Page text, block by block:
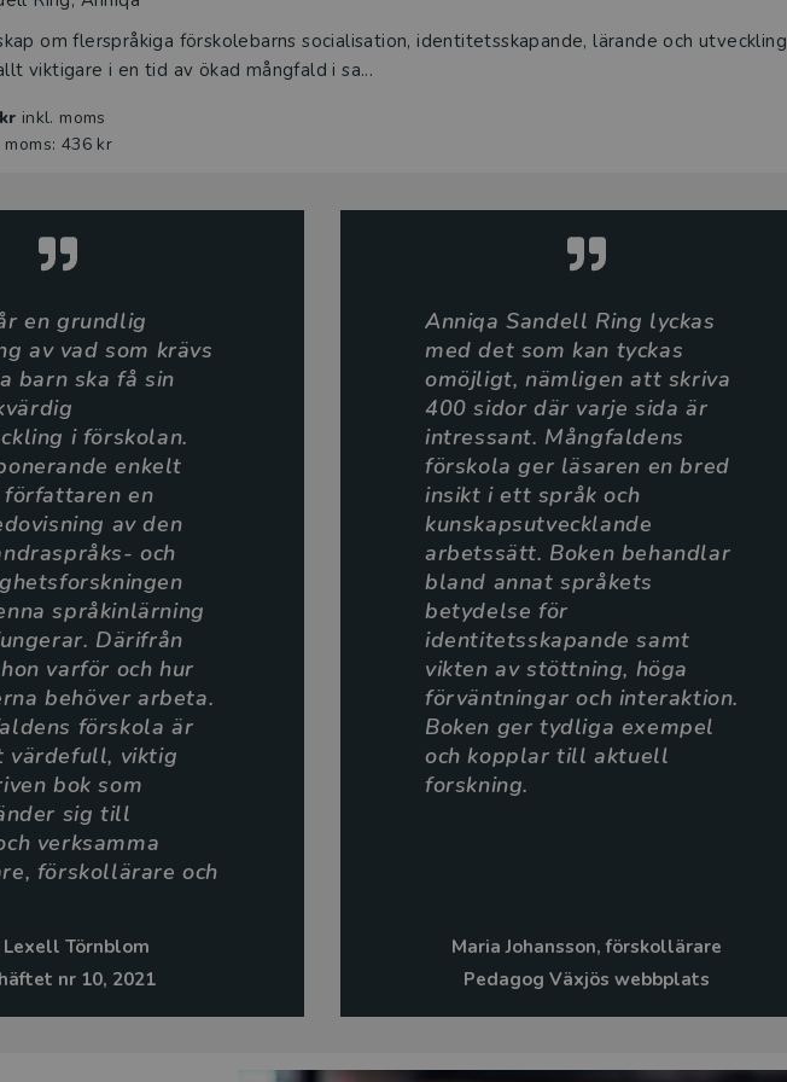
om flerspråkiga förskolebarns socialisation, identitets­skapande, lärande och utveckling
viktigare i en tid av ökad mångfald i sa...
inkl. moms
moms: 436 kr
en grundlig
av vad som krävs
barn ska få sin
i förskolan.
enkelt
en
av den
och
språkinlärning
Därifrån
varför och hur
behöver arbeta.
förskola är
värdefull, viktig
bok som
sig till
verksamma
förskollärare och
Lexell Törnblom
nr 10, 2021
Anniqa Sandell Ring lyckas
med det som kan tyckas
omöjligt, nämligen att skriva
400 sidor där varje sida är
intressant. Mångfaldens
förskola ger läsaren en bred
insikt i ett språk och
kunskapsutvecklande
arbetssätt. Boken behandlar
bland annat språkets
betydelse för
identitetsskapande samt
vikten av stöttning, höga
förväntningar och interaktion.
Boken ger tydliga exempel
och kopplar till aktuell
forskning.
Maria Johansson, förskollärare
Pedagog Växjös webbplats